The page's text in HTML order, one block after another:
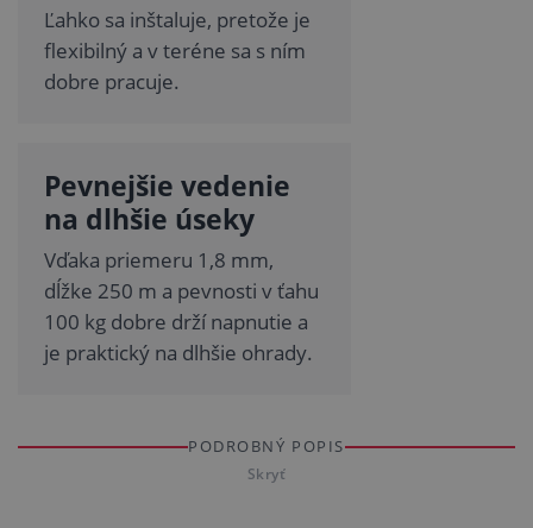
Ľahko sa inštaluje, pretože je
flexibilný a v teréne sa s ním
dobre pracuje.
Pevnejšie vedenie
na dlhšie úseky
Vďaka priemeru 1,8 mm,
dĺžke 250 m a pevnosti v ťahu
100 kg dobre drží napnutie a
je praktický na dlhšie ohrady.
PODROBNÝ POPIS
Skryť